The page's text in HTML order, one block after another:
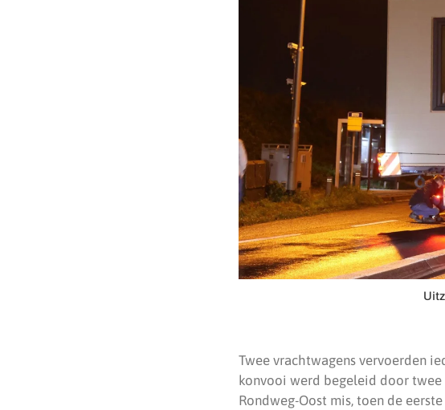
Twee vrachtwagens vervoerden
konvooi werd begeleid door
Rondweg-Oost mis, toen de